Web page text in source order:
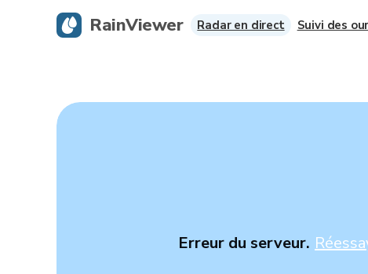
Erreur du serveur.
RainViewer Radar en direct Suivi des